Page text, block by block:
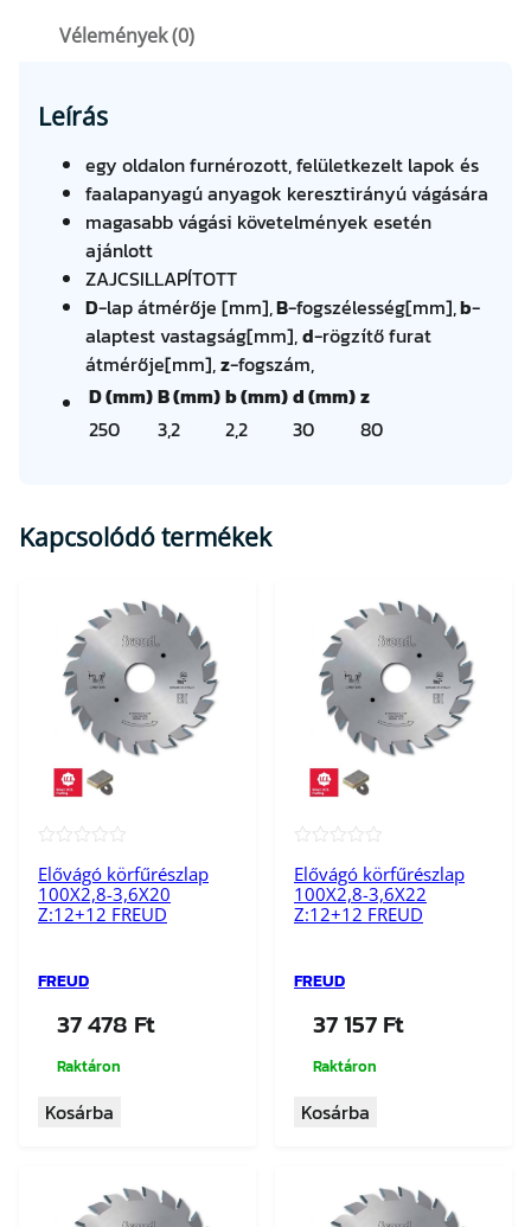
Vélemények (0)
Leírás
egy oldalon furnérozott, felületkezelt lapok és
faalapanyagú anyagok keresztirányú vágására
magasabb vágási követelmények esetén
ajánlott
ZAJCSILLAPÍTOTT
D-lap átmérője [mm],B-fogszélesség[mm],b-
alaptest vastagság[mm],d-rögzítő furat
átmérője[mm],z-fogszám,
D (mm)B (mm)b (mm)d (mm)z
250
3,2 2,2 30 80
Kapcsolódó termékek
Elővágó körfűrészlap
100X2,8-3,6X20
Z:12+12 FREUD
FREUD
37 478 Ft
Raktáron
Kosárba
Elővágó körfűrészlap
100X2,8-3,6X22
Z:12+12 FREUD
FREUD
37 157Ft
Raktáron
Kosárba